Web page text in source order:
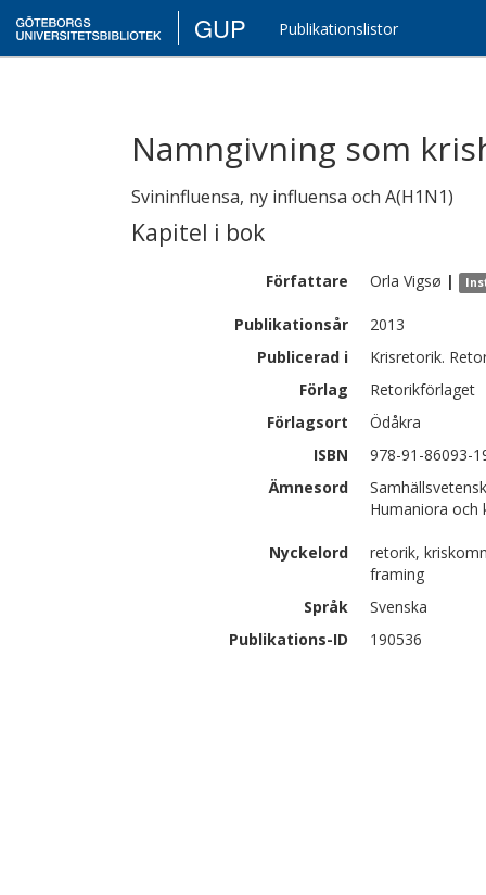
GUP Publikationslistor
Namngivning som
Svininfluensa, ny influensa och A(H1N1)
Kapitel i bok
Författare Orla Vigsø |
Publikationsår
2013
Publicerad i
Krisretorik.
Förlag
Retorikförlaget
Förlagsort
Ödåkra
ISBN
978-91-86093-
Ämnesord
Humaniora
Nyckelord
retorik,
framing
Språk
Svenska
Publikations-ID
190536